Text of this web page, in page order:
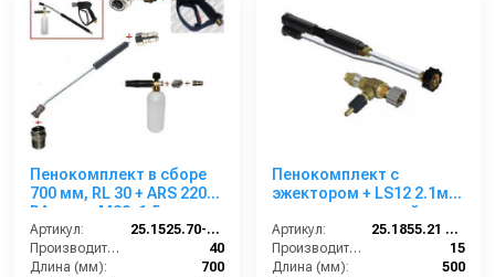
Пенокомплект в сборе
700 мм, RL 30 + ARS 220
РА; вход М22х1,5ш.
Артикул:
25.1525.70-P2-220 изог.
Производительность (л/мин):
40
Длина (мм):
700
Пенокомплект с
эжектором + LS12 2.1мм.
+ распылительный
ствол красный
Артикул:
25.1855.21 SET FOAM
Производительность (л/мин):
15
Длина (мм):
500